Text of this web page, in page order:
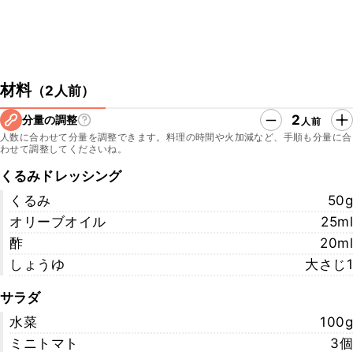
材料（2人前）
分量の調整 2 人前
人数に合わせて分量を調整できます。料理の時間や火加減など、手順も分量に合
わせて調整してくださいね。
くるみドレッシング
くるみ
50g
オリーブオイル
25ml
酢
20ml
しょうゆ
大さじ1
サラダ
水菜
100g
ミニトマト
3個